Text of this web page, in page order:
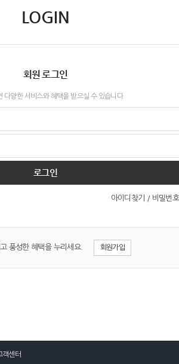
LOGIN
회원 로그인
다양한 서비스와 혜택을 받으실 수 있습니다.
로그인
아이디찾기 / 비밀번
풍성한 혜택을 누리세요. 회원가입
객센터